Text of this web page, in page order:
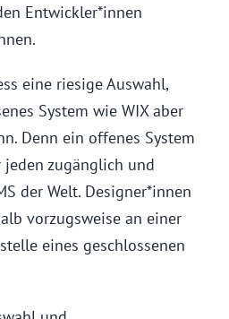
Entwickler*innen
eine riesige Auswahl,
System wie WIX aber
Denn ein offenes System
zugänglich und
der Welt. Designer*innen
vorzugsweise an einer
eines geschlossenen